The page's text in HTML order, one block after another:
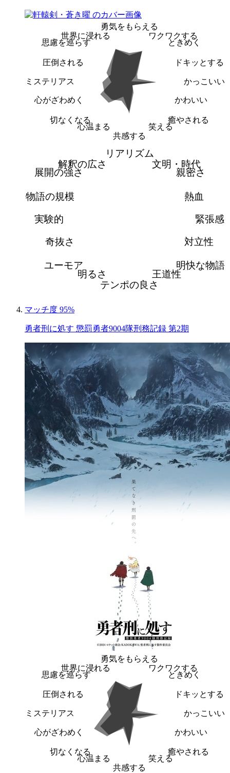
勇気をもらえる
ワクワクする
ときめく
ドキッとする
かっこいい
かわいい
癒やされる
笑える
共感する
心温まる
切なくなる
心がざわめく
ミステリアス
圧倒される
思慮を巡らす
世界に浸れる
リアリズム
文明・時代
親密さ
熱血
緊張感
対立性
明快な物語
王道性
テンポの良さ
明るさ
ユーモア
奇抜さ
実験的
物語の規模
展開の強さ
解釈の広さ
マッチ度 95%
勇者刑に処す 懲罰勇者9004隊刑務記録 第2期
勇気をもらえる
ワクワクする
ときめく
ドキッとする
かっこいい
かわいい
癒やされる
笑える
共感する
心温まる
切なくなる
心がざわめく
ミステリアス
圧倒される
思慮を巡らす
世界に浸れる